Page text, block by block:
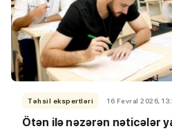
Təhsil ekspertləri 16 Fevral 2026,
Ötən ilə nəzərən nəticələr